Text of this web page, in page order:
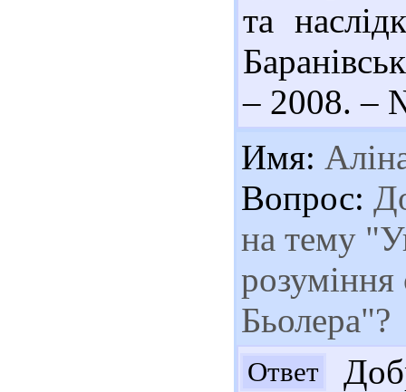
та
– 2008. –
Имя:
Вопрос:
на тему
розуміння
Бьолера"?
Ответ